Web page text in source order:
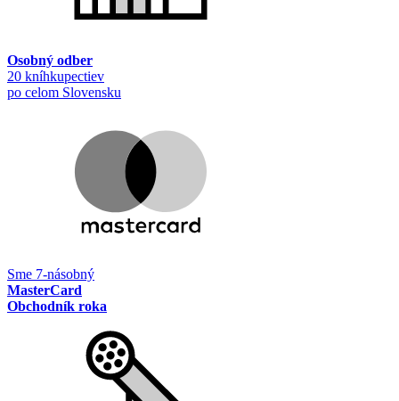
Osobný odber
20 kníhkupectiev
po celom Slovensku
Sme 7-násobný
MasterCard
Obchodník roka